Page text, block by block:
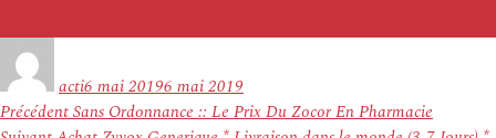
actile
6 mai 20196 mai 2019
Navigation
PrécédentArticle
Sans Ordonnance :: Le Prix Du Zocor En Pharmacie